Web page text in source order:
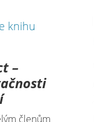
–
členům